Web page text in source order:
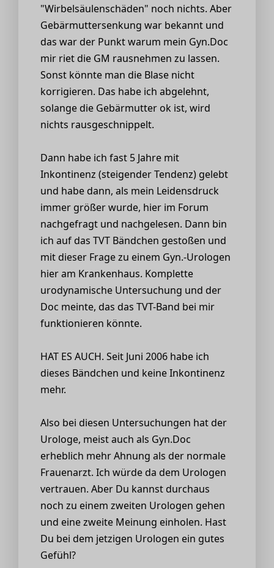
"Wirbelsäulenschäden" noch nichts. Aber
Gebärmuttersenkung war bekannt und
das war der Punkt warum mein Gyn.Doc
mir riet die GM rausnehmen zu lassen.
Sonst könnte man die Blase nicht
korrigieren. Das habe ich abgelehnt,
solange die Gebärmutter ok ist, wird
nichts rausgeschnippelt.
Dann habe ich fast 5 Jahre mit
Inkontinenz (steigender Tendenz) gelebt
und habe dann, als mein Leidensdruck
immer größer wurde, hier im Forum
nachgefragt und nachgelesen. Dann bin
ich auf das TVT Bändchen gestoßen und
mit dieser Frage zu einem Gyn.-Urologen
hier am Krankenhaus. Komplette
urodynamische Untersuchung und der
Doc meinte, das das TVT-Band bei mir
funktionieren könnte.
HAT ES AUCH. Seit Juni 2006 habe ich
dieses Bändchen und keine Inkontinenz
mehr.
Also bei diesen Untersuchungen hat der
Urologe, meist auch als Gyn.Doc
erheblich mehr Ahnung als der normale
Frauenarzt. Ich würde da dem Urologen
vertrauen. Aber Du kannst durchaus
noch zu einem zweiten Urologen gehen
und eine zweite Meinung einholen. Hast
Du bei dem jetzigen Urologen ein gutes
Gefühl?